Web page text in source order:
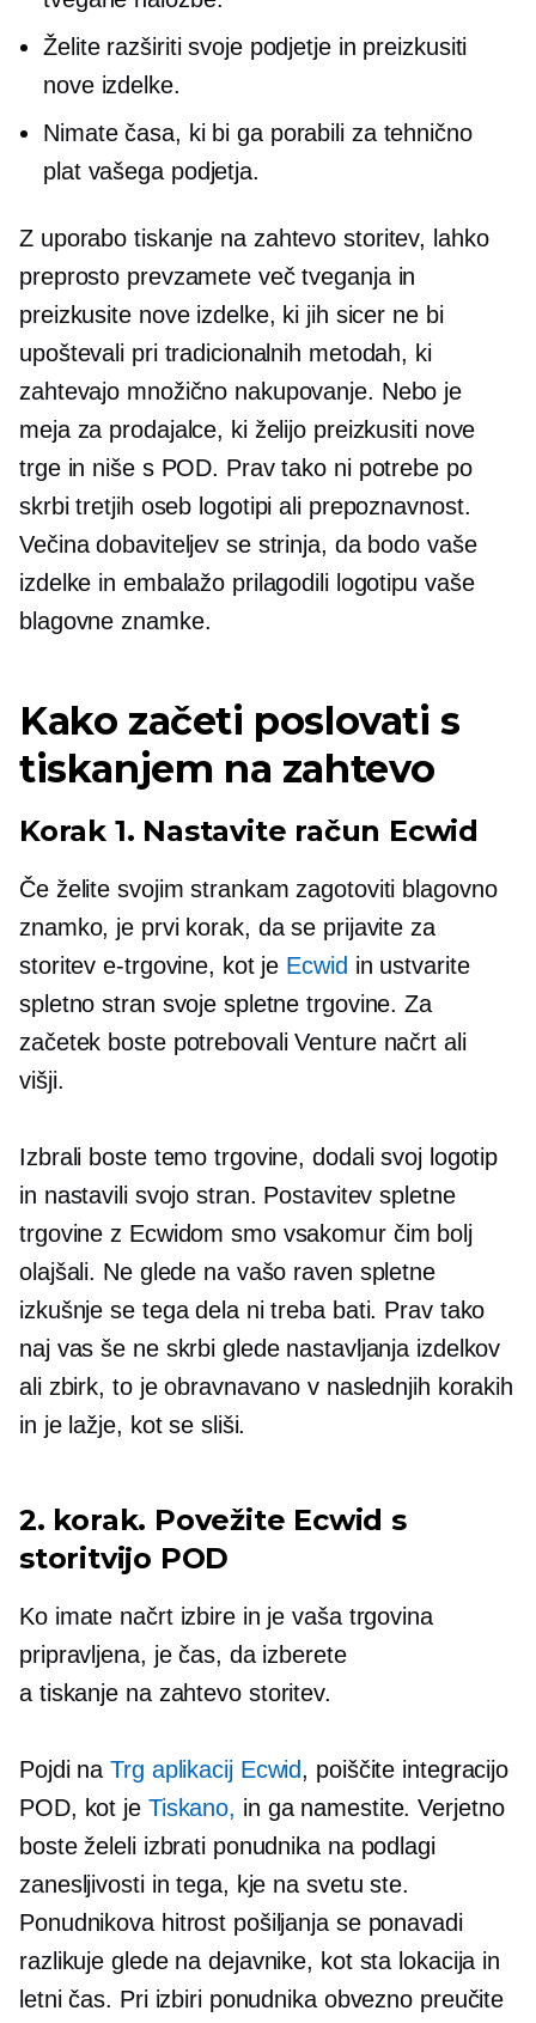
Želite razširiti svoje podjetje in preizkusiti
nove izdelke.
Nimate časa, ki bi ga porabili za tehnično
plat vašega podjetja.
Z uporabotiskanje na zahtevo storitev, lahko
preprosto prevzamete več tveganja in
preizkusite nove izdelke, ki jih sicer ne bi
upoštevali pri tradicionalnih metodah, ki
zahtevajo množično nakupovanje. Nebo je
meja za prodajalce, ki želijo preizkusiti nove
trge in niše s POD. Prav tako ni potrebe po
skrbitretjih oseb logotipi ali prepoznavnost.
Večina dobaviteljev se strinja, da bodo vaše
izdelke in embalažo prilagodili logotipu vaše
blagovne znamke.
Kako začeti poslovati s
tiskanjem na zahtevo
Korak 1. Nastavite račun Ecwid
Če želite svojim strankam zagotoviti blagovno
znamko, je prvi korak, da se prijavite za
storitev e-trgovine, kot je Ecwid in ustvarite
spletno stran svoje spletne trgovine. Za
začetek boste potrebovali Venture načrt ali
višji.
Izbrali boste temo trgovine, dodali svoj logotip
in nastavili svojo stran. Postavitev spletne
trgovine z Ecwidom smo vsakomur čim bolj
olajšali. Ne glede na vašo raven spletne
izkušnje se tega dela ni treba bati. Prav tako
naj vas še ne skrbi glede nastavljanja izdelkov
ali zbirk, to je obravnavano v naslednjih korakih
in je lažje, kot se sliši.
2. korak. Povežite Ecwid s
storitvijo POD
Ko imate načrt izbire in je vaša trgovina
pripravljena, je čas, da izberete
a tiskanje na zahtevostoritev.
Pojdi na Trg aplikacij Ecwid, poiščite integracijo
POD, kot jeTiskano, in ga namestite. Verjetno
boste želeli izbrati ponudnika na podlagi
zanesljivosti in tega, kje na svetu ste.
Ponudnikova hitrost pošiljanja se ponavadi
razlikuje glede na dejavnike, kot sta lokacija in
letni čas. Pri izbiri ponudnika obvezno preučite